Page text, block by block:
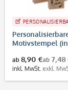
Motivstempel
ab 8,90 €
inkl. MwSt.
ab 7,48
exkl.